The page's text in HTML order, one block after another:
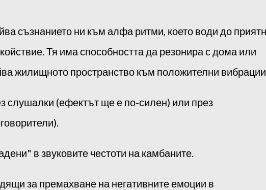
съзнанието ни към алфа ритми, което води до
Тя има способността да резонира с дома или
жилищното пространство към положителни
слушалки (ефектът ще е по-силен) или през
в звуковите честоти на камбаните.
за премахване на негативните емоции в